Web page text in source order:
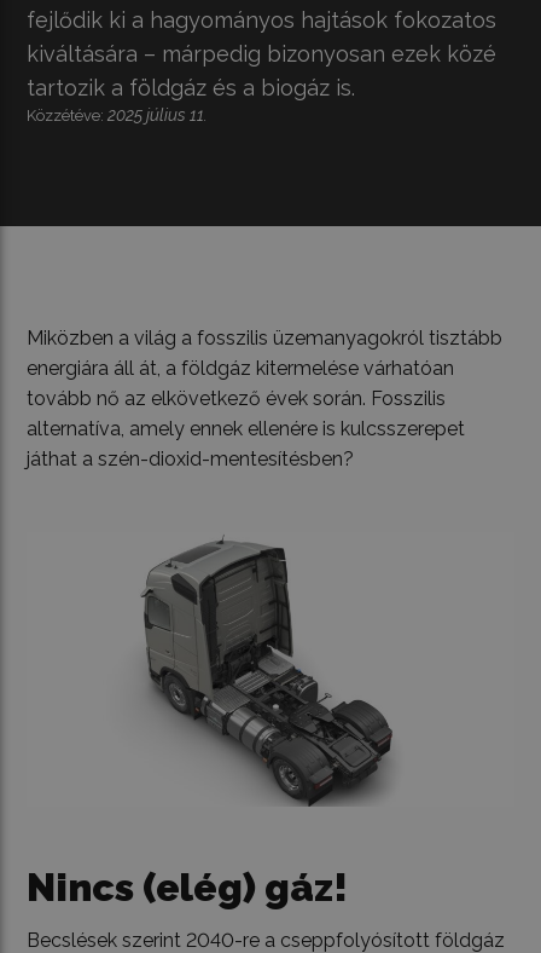
fejlődik ki a hagyományos hajtások fokozatos
kiváltására – márpedig bizonyosan ezek közé
tartozik a földgáz és a biogáz is.
Közzétéve:2025 július 11.
Miközben a világ a fosszilis üzemanyagokról tisztább
energiára áll át, a földgáz kitermelése várhatóan
tovább nő az elkövetkező évek során. Fosszilis
alternatíva, amely ennek ellenére is kulcsszerepet
játhat a szén-dioxid-mentesítésben?
Nincs (elég) gáz!
Becslések szerint 2040-re a cseppfolyósított földgáz